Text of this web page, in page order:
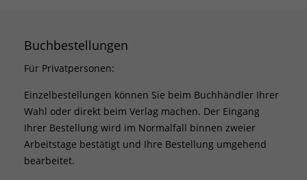
Buchbestellungen
Für Privatpersonen:
Einzelbestellungen können Sie beim Buchhändler Ihrer
Wahl oder direkt beim Verlag machen. Der Eingang
Ihrer Bestellung wird im Normalfall binnen zweier
Arbeitstage bestätigt und Ihre Bestellung umgehend
bearbeitet.